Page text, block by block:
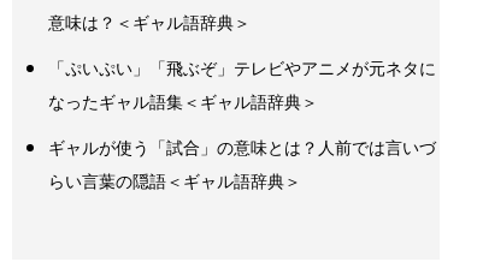
意味は？＜ギャル語辞典＞
「ぷいぷい」「飛ぶぞ」テレビやアニメが元ネタに
なったギャル語集＜ギャル語辞典＞
ギャルが使う「試合」の意味とは？人前では言いづ
らい言葉の隠語＜ギャル語辞典＞